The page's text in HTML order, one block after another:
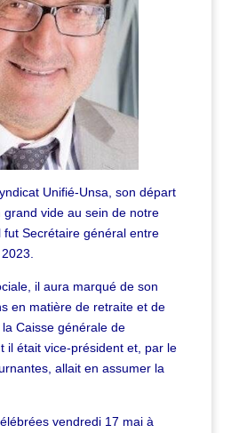
Unifié-Unsa, son départ
grand vide au sein de notre
Secrétaire général entre
il aura marqué de son
en matière de retraite et de
Caisse générale de
il était vice-président et, par le
allait en assumer la
vendredi 17 mai à